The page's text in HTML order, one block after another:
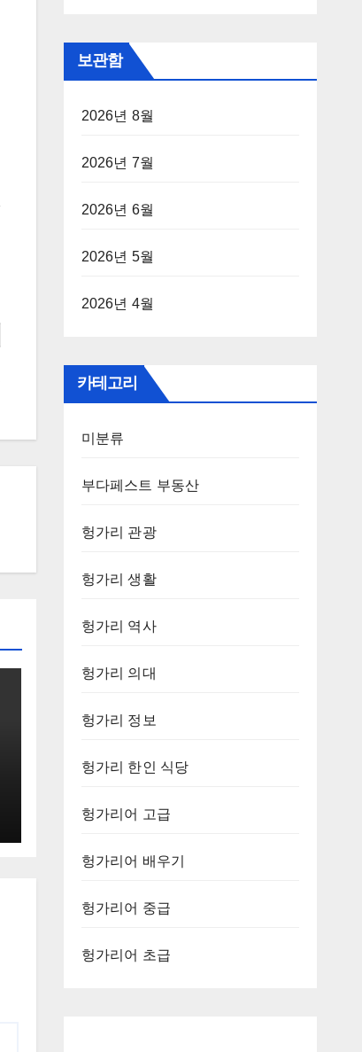
보관함
2026년 8월
2026년 7월
2026년 6월
2026년 5월
2026년 4월
카테고리
미분류
부다페스트 부동산
헝가리 관광
헝가리 생활
헝가리 역사
헝가리 의대
헝가리 정보
헝가리 한인 식당
헝가리어 고급
헝가리어 배우기
헝가리어 중급
헝가리어 초급